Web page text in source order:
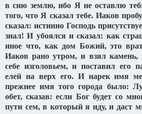
в сию землю, ибо Я не оставлю
того, что Я сказал тебе. Иаков
сказал: истинно Господь
знал! И убоялся и сказал: как
иное что, как дом Божий, это
Иаков рано утром, и взял
себе изголовьем, и поставил его
елей на верх его. И нарек имя
прежнее имя того города было:
обет, сказав: если Бог будет со
пути сем, в который я иду, и даст